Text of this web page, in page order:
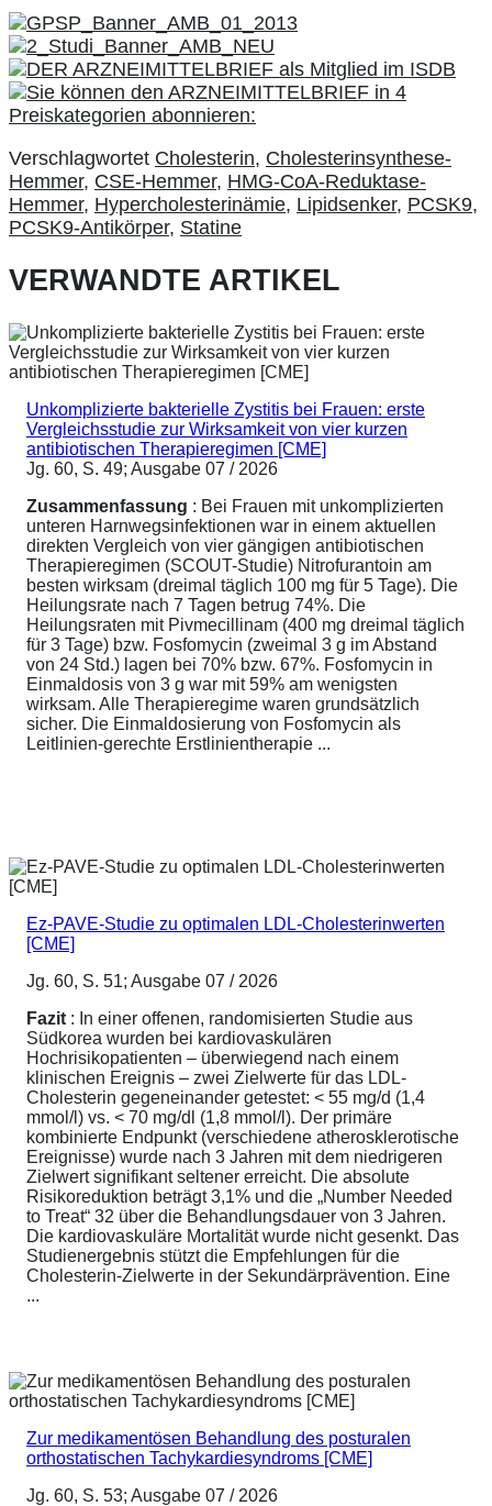
Verschlagwortet Cholesterin, Cholesterinsynthese-
Hemmer, CSE-Hemmer, HMG-CoA-Reduktase-
Hemmer, Hypercholesterinämie, Lipidsenker, PCSK9,
PCSK9-Antikörper, Statine
VERWANDTE ARTIKEL
Unkomplizierte bakterielle Zystitis bei Frauen: erste
Vergleichsstudie zur Wirksamkeit von vier kurzen
antibiotischen Therapieregimen [CME]
Jg. 60, S. 49; Ausgabe 07 / 2026
Zusammenfassung : Bei Frauen mit unkomplizierten
unteren Harnwegsinfektionen war in einem aktuellen
direkten Vergleich von vier gängigen antibiotischen
Therapieregimen (SCOUT-Studie) Nitrofurantoin am
besten wirksam (dreimal täglich 100 mg für 5 Tage). Die
Heilungsrate nach 7 Tagen betrug 74%. Die
Heilungsraten mit Pivmecillinam (400 mg dreimal täglich
für 3 Tage) bzw. Fosfomycin (zweimal 3 g im Abstand
von 24 Std.) lagen bei 70% bzw. 67%. Fosfomycin in
Einmaldosis von 3 g war mit 59% am wenigsten
wirksam. Alle Therapieregime waren grundsätzlich
sicher. Die Einmaldosierung von Fosfomycin als
Leitlinien-gerechte Erstlinientherapie ...
Ez-PAVE-Studie zu optimalen LDL-Cholesterinwerten
[CME]
Jg. 60, S. 51; Ausgabe 07 / 2026
Fazit : In einer offenen, randomisierten Studie aus
Südkorea wurden bei kardiovaskulären
Hochrisikopatienten – überwiegend nach einem
klinischen Ereignis – zwei Zielwerte für das LDL-
Cholesterin gegeneinander getestet: < 55 mg/d (1,4
mmol/l) vs. < 70 mg/dl (1,8 mmol/l). Der primäre
kombinierte Endpunkt (verschiedene atherosklerotische
Ereignisse) wurde nach 3 Jahren mit dem niedrigeren
Zielwert signifikant seltener erreicht. Die absolute
Risikoreduktion beträgt 3,1% und die „Number Needed
to Treat“ 32 über die Behandlungsdauer von 3 Jahren.
Die kardiovaskuläre Mortalität wurde nicht gesenkt. Das
Studienergebnis stützt die Empfehlungen für die
Cholesterin-Zielwerte in der Sekundärprävention. Eine
...
Zur medikamentösen Behandlung des posturalen
orthostatischen Tachykardiesyndroms [CME]
Jg. 60, S. 53; Ausgabe 07 / 2026